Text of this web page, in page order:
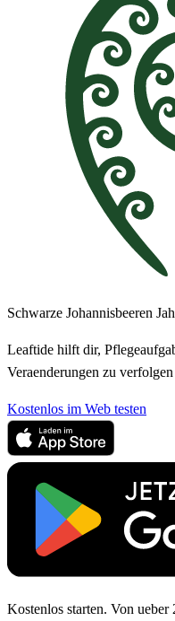
Schwarze Johannisbeeren
Leaftide hilft dir,
Veraenderungen zu
Kostenlos im Web testen
Kostenlos starten. Von ueber